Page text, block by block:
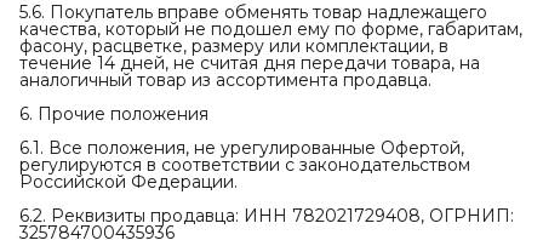
5.6. Покупатель вправе обменять товар надлежащего
качества, который не подошел ему по форме, габаритам,
фасону, расцветке, размеру или комплектации, в
течение 14 дней, не считая дня передачи товара, на
аналогичный товар из ассортимента продавца.
6. Прочие положения
6.1. Все положения, не урегулированные Офертой,
регулируются в соответствии с законодательством
Российской Федерации.
6.2. Реквизиты продавца: ИНН 782021729408, ОГРНИП:
325784700435936